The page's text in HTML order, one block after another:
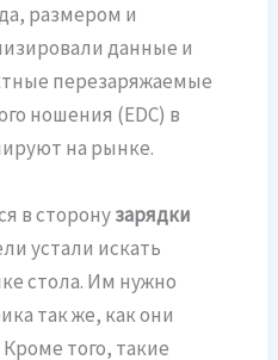
размером и
данные и
перезаряжаемые
ношения (EDC) в
на рынке.
в сторонузарядки
устали искать
стола. Им нужно
так же, как они
того, такие